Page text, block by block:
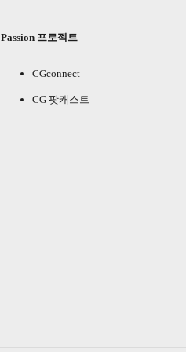
Passion 프로젝트
CGconnect
CG 팟캐스트